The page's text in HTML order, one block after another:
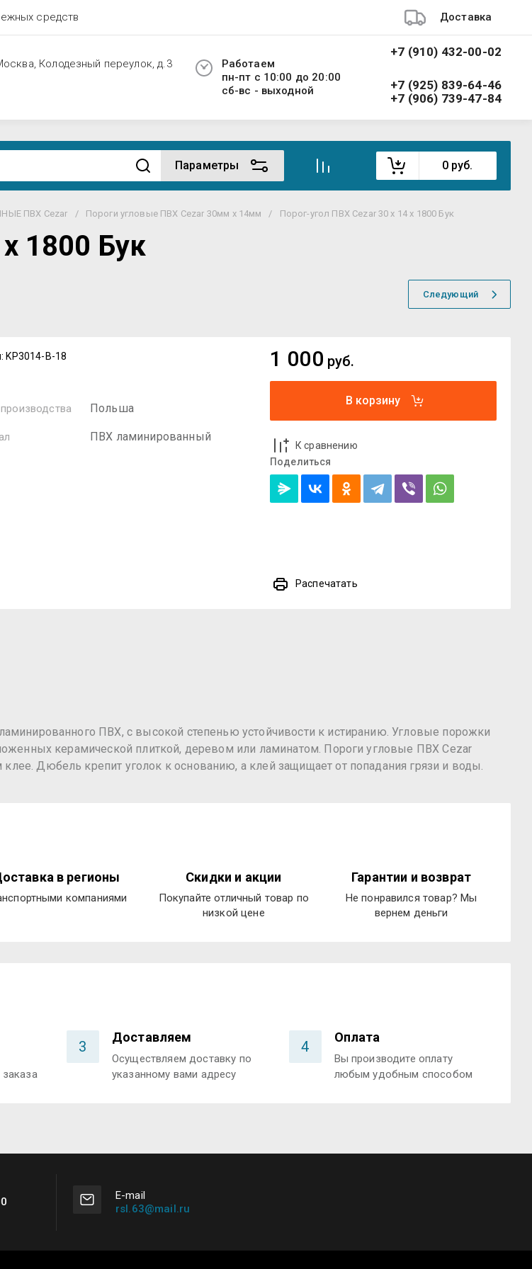
средств Доставка
Колодезный переулок, д.3
Работаем
пн-пт с 10:00 до 20:00
сб-вс - выходной
+7 (910) 432-00-02
+7 (925) 839-64-46
+7 (906) 739-47-84
Параметры 0 руб.
ПВХ Cezar / Пороги угловые ПВХ Cezar 30мм х 14мм / Порог-угол ПВХ Cezar 30 х 14 х 1800 Бук
1800 Бук
Следующий
KP3014-B-18
Польша
ПВХ ламинированный
1 000 руб.
В корзину
К сравнению
Поделиться
Распечатать
ПВХ, с высокой степенью устойчивости к истиранию. Угловые порожки
керамической плиткой, деревом или ламинатом. Пороги угловые ПВХ Cezar
Дюбель крепит уголок к основанию, а клей защищает от попадания грязи и воды.
в регионы
компаниями
Скидки и акции
Покупайте отличный товар по
низкой цене
Гарантии и возврат
Не понравился товар? Мы
вернем деньги
3
Доставляем
Осуществляем доставку по
указанному вами адресу
4
Оплата
Вы производите оплату
любым удобным способом
Е-mail
rsl.63@mail.ru